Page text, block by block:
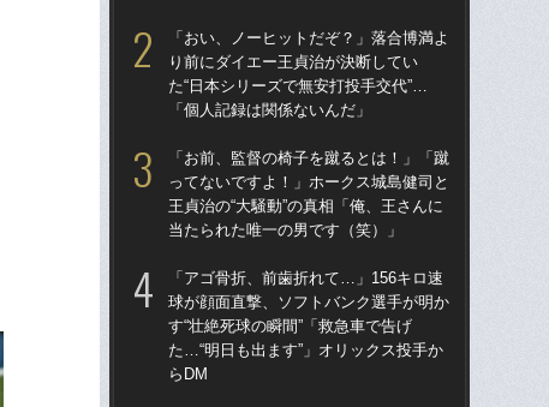
「おい、ノーヒットだぞ？」落合博満よ
り前にダイエー王貞治が決断してい
た“日本シリーズで無安打投手交代”…
「個人記録は関係ないんだ」
「お前、監督の椅子を蹴るとは！」「蹴
ってないですよ！」ホークス城島健司と
王貞治の“大騒動”の真相「俺、王さんに
当たられた唯一の男です（笑）」
「アゴ骨折、前歯折れて…」156キロ速
球が顔面直撃、ソフトバンク選手が明か
す“壮絶死球の瞬間”「救急車で告げ
た…“明日も出ます”」オリックス投手か
らDM